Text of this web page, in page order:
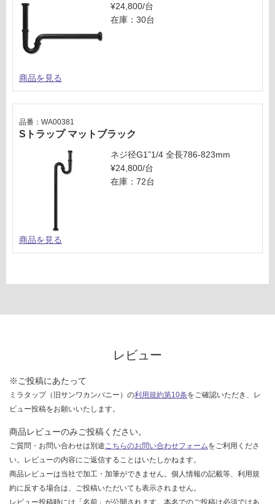
¥24,800/台
在庫：30台
商品を見る
Sトラップ マットブラック
品番：WA00381
ネジ径G1”1/4 全長786-823mm
¥24,800/台
在庫：72台
商品を見る
レビュー
※ご投稿にあたって
ミラタップ（旧サンワカンパニー）の利用規約第10条をご確認いただき、レ
ビュー投稿をお願いいたします。
商品レビューのみご投稿ください。
ご質問・お問い合わせは別途こちらのお問い合わせフォームをご利用くださ
い。レビューの内容にご返信することはいたしかねます。
商品レビューは当社で加工・加筆ができません。個人情報の記載等、利用規
約に反する場合は、ご投稿いただいても表示されません。
レビュー投稿時には「名前」が公開されます。本名でのご投稿は必須ではあ